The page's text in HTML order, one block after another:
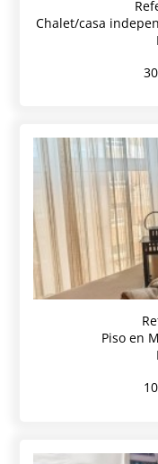
Chalet/casa
Piso en